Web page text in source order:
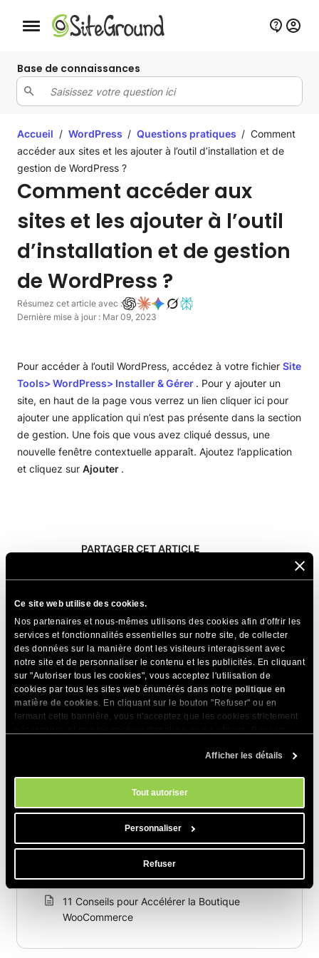
Ce site web utilise des cookies.
Nos partenaires et nous-mêmes utilisons des cookies afin d'offrir les
services et fonctionnalités essentielles sur notre site, de collecter
des données sur la manière dont les visiteurs interagissent avec
notre site et de personnaliser le contenu et les publicités. En cliquant
sur "Autoriser tous les cookies", vous acceptez l'utilisation de
cookies par tous les sites web énumérés dans notre politique en
matière de cookies. En cliquant sur le bouton "Refuser" ou en
fermant cette bannière, vous n'acceptez que les cookies strictement
. Vous pouvez gérer vos préférences
Afficher les détails
Tout autoriser
Personnaliser
Refuser
Bouton de navigation mobile
Base de connaissances
Accueil / WordPress / Questions pratiques / Comment
accéder aux sites et les ajouter à l’outil d’installation et de
gestion de WordPress ?
Comment accéder aux
sites et les ajouter à l’outil
d’installation et de gestion
de WordPress ?
Résumez cet article avec :
Dernière mise à jour : Mar 09, 2023
Pour accéder à l’outil WordPress, accédez à votre fichier Site
Tools> WordPress> Installer & Gérer . Pour y ajouter un
site, en haut de la page vous verrez un lien cliquer ici pour
ajouter une application qui n’est pas présente dans la section
de gestion. Une fois que vous avez cliqué dessus, une
nouvelle fenêtre contextuelle apparaît. Ajoutez l’application
et cliquez sur Ajouter .
PARTAGER CET ARTICLE
Articles Connexes
Comment créer un site WordPress multilingue :
Guide TranslatePress + SiteGround
Google vers WordPress ?
Comment utiliser WordPress robots.txt -
Meilleures pratiques et exemples
Comment ajouter un Favicon WordPress à
11 Conseils pour Accélérer la Boutique
WooCommerce